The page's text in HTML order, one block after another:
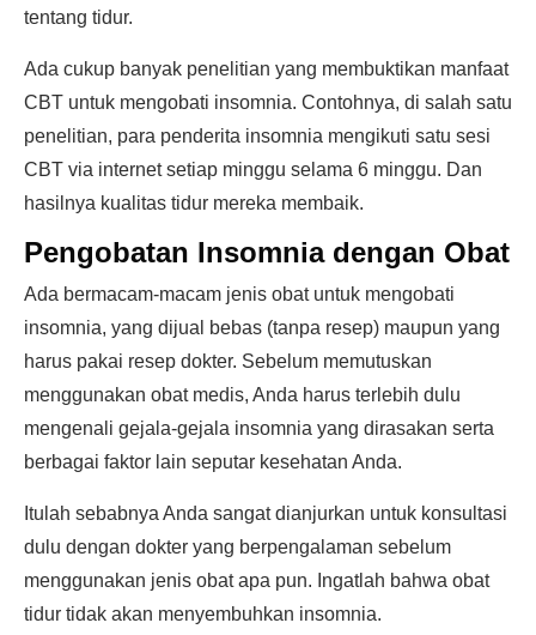
tentang tidur.
Ada cukup banyak penelitian yang membuktikan manfaat
CBT untuk mengobati insomnia. Contohnya, di salah satu
penelitian, para penderita insomnia mengikuti satu sesi
CBT via internet setiap minggu selama 6 minggu. Dan
hasilnya kualitas tidur mereka membaik.
Pengobatan Insomnia dengan Obat
Ada bermacam-macam jenis obat untuk mengobati
insomnia, yang dijual bebas (tanpa resep) maupun yang
harus pakai resep dokter. Sebelum memutuskan
menggunakan obat medis, Anda harus terlebih dulu
mengenali gejala-gejala insomnia yang dirasakan serta
berbagai faktor lain seputar kesehatan Anda.
Itulah sebabnya Anda sangat dianjurkan untuk konsultasi
dulu dengan dokter yang berpengalaman sebelum
menggunakan jenis obat apa pun. Ingatlah bahwa obat
tidur tidak akan menyembuhkan insomnia.